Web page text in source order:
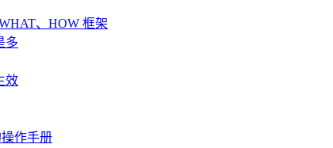
、HOW 框架
多
效
作手册